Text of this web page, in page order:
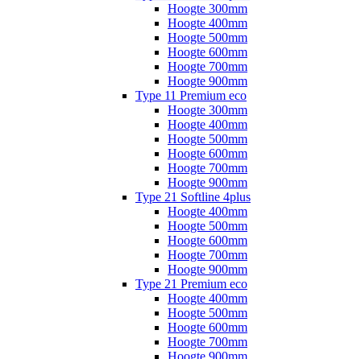
Hoogte 300mm
Hoogte 400mm
Hoogte 500mm
Hoogte 600mm
Hoogte 700mm
Hoogte 900mm
Type 11 Premium eco
Hoogte 300mm
Hoogte 400mm
Hoogte 500mm
Hoogte 600mm
Hoogte 700mm
Hoogte 900mm
Type 21 Softline 4plus
Hoogte 400mm
Hoogte 500mm
Hoogte 600mm
Hoogte 700mm
Hoogte 900mm
Type 21 Premium eco
Hoogte 400mm
Hoogte 500mm
Hoogte 600mm
Hoogte 700mm
Hoogte 900mm